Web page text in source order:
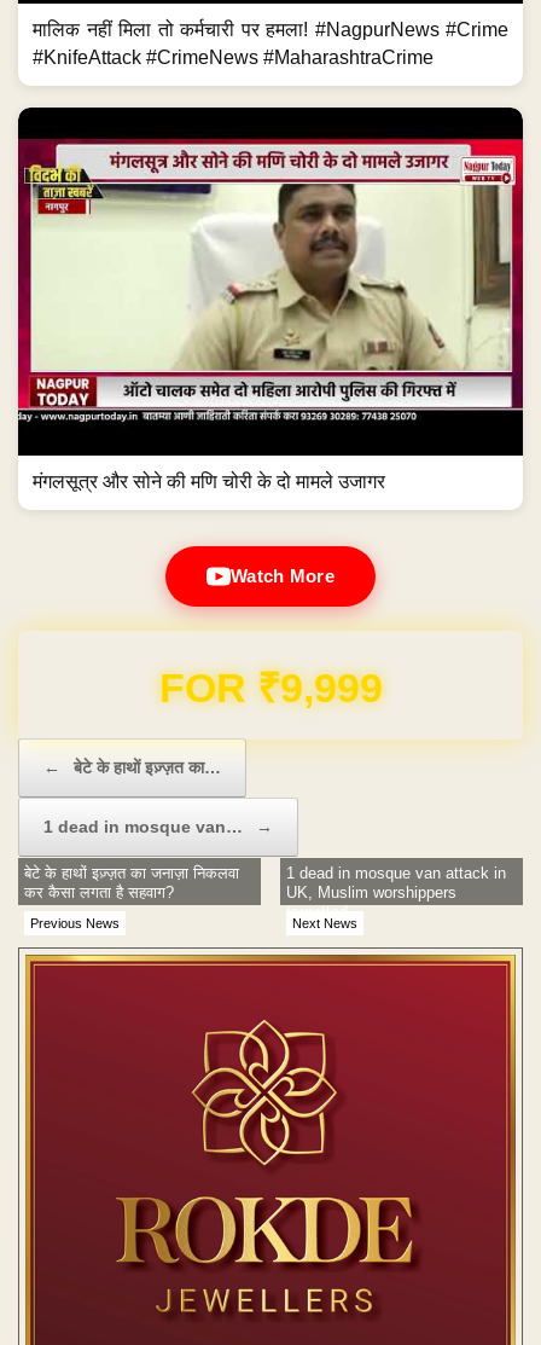
मालिक नहीं मिला तो कर्मचारी पर हमला! #NagpurNews #Crime
#KnifeAttack #CrimeNews #MaharashtraCrime
मंगलसूत्र और सोने की मणि चोरी के दो मामले उजागर
Watch More
Domain & Hosting FREE for 1 Year
← बेटे के हाथों इज़्ज़त का…
1 dead in mosque van… →
Previous News
बेटे के हाथों इज़्ज़त का जनाज़ा निकलवा
कर कैसा लगता है सहवाग?
Next News
1 dead in mosque van attack in
UK, Muslim worshippers
targetted